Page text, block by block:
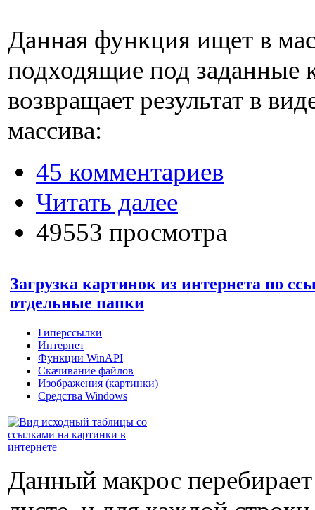
Данная функция ищет в
подходящие под заданные
возвращает результат в
массива:
45 комментариев
Читать далее
49553 просмотра
Загрузка картинок из интернета по
отдельные папки
Гиперссылки
Интернет
Функции WinAPI
Скачивание файлов
Изображения (картинки)
Средства Windows
Данный макрос перебирает